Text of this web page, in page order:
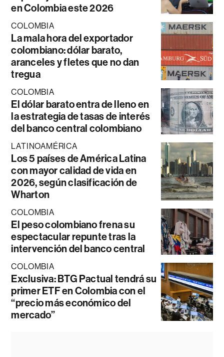
en Colombia este 2026
COLOMBIA
La mala hora del exportador
colombiano: dólar barato,
aranceles y fletes que no dan
tregua
COLOMBIA
El dólar barato entra de lleno en
la estrategia de tasas de interés
del banco central colombiano
LATINOAMÉRICA
Los 5 países de América Latina
con mayor calidad de vida en
2026, según clasificación de
Wharton
COLOMBIA
El peso colombiano frena su
espectacular repunte tras la
intervención del banco central
COLOMBIA
Exclusiva: BTG Pactual tendrá su
primer ETF en Colombia con el
“precio más económico del
mercado”